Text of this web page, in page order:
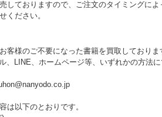
しておりますので、ご注文のタイミングに
ください。
客様のご不要になった書籍を買取しており
、LINE、ホームページ等、いずれかの方法に
は以下のとおりです。